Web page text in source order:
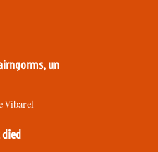
un
Vibarel